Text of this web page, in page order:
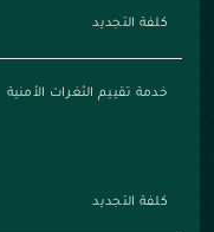
كلفة التجديد
خدمة تقييم الثغرات الأمنية
كلفة التجديد